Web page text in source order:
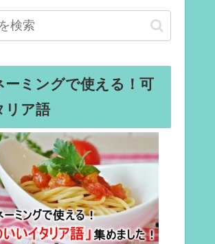
ーミングで使える！可
リア語